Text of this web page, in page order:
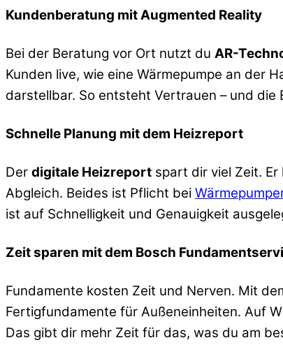
Kundenberatung mit Augmented Reality
Bei der Beratung vor Ort nutzt du AR-
Kunden live, wie eine Wärmepumpe an der
darstellbar. So entsteht Vertrauen – und die
Schnelle Planung mit dem Heizreport
Der digitale Heizreport spart dir viel Zeit.
Abgleich. Beides ist Pflicht bei
ist auf Schnelligkeit und Genauigkeit
Zeit sparen mit dem Bosch
Fundamente kosten Zeit und Nerven. Mit
Fertigfundamente für Außeneinheiten. Auf
Das gibt dir mehr Zeit für das, was du am